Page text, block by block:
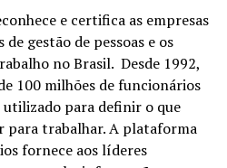
e certifica as empresas
gestão de pessoas e os
no Brasil. Desde 1992,
100 milhões de funcionários
para definir o que
para trabalhar. A plataforma
fornece aos líderes